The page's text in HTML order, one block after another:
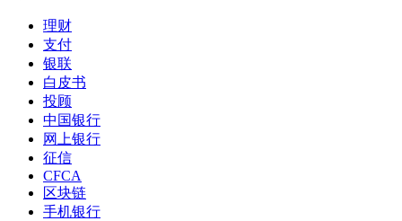
理财
支付
银联
白皮书
投顾
中国银行
网上银行
征信
CFCA
区块链
手机银行